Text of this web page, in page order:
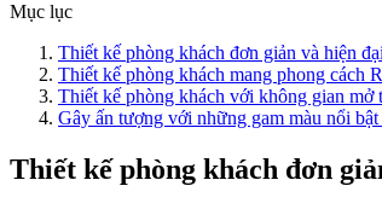
Mục lục
Thiết kế phòng khách đơn giản và hiện đại
Thiết kế phòng khách mang phong cách
Thiết kế phòng khách với không gian mở
Gây ấn tượng với những gam màu nổi
Thiết kế phòng khách đơn